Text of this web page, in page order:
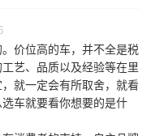
价位高的车，并不全是税
艺、品质以及经验等在里
就一定会有所取舍，就看
车就要看你想要的是什